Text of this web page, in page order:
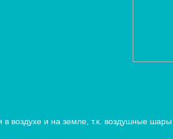
воздухе и на земле, т.к. воздушные